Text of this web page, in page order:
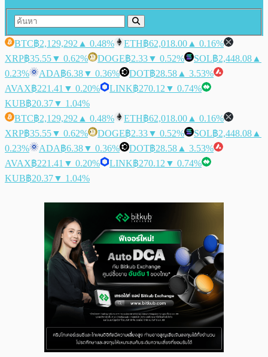
BTC฿2,129,292 ▲ 0.48% ETH฿62,018.00 ▲ 0.16%
XRP฿35.55▼ 0.62% DOGE฿2.33▼ 0.52% SOL฿2,448.08 ▲
0.23%
ADA฿6.38▼ 0.36% DOT฿28.58 ▲ 3.53%
AVAX฿221.41 ▼ 0.20% LINK฿270.12 ▼ 0.74%
KUB฿20.37▼ 1.04%
BTC฿2,129,292 ▲ 0.48% ETH฿62,018.00 ▲ 0.16%
XRP฿35.55▼ 0.62% DOGE฿2.33▼ 0.52% SOL฿2,448.08 ▲
0.23%
ADA฿6.38▼ 0.36% DOT฿28.58 ▲ 3.53%
AVAX฿221.41 ▼ 0.20% LINK฿270.12 ▼ 0.74%
KUB฿20.37▼ 1.04%